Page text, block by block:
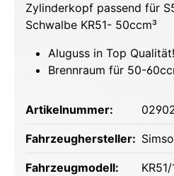
Zylinderkopf passend für
Schwalbe KR51- 50ccm³
Aluguss in Top Qualität!
Brennraum für 50-
Artikelnummer:
Fahrzeughersteller:
Fahrzeugmodell: KR51/